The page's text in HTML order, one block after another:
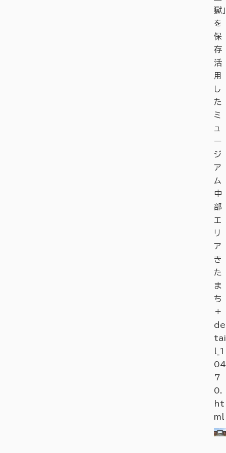
獄」
を
保
存
活
用
し
た
ミ
ュ
ー
ジ
ア
ム
中
部
エ
リ
ア
き
た
ま
ち
＋
de
tai
l_1
04
7
0.
ht
ml